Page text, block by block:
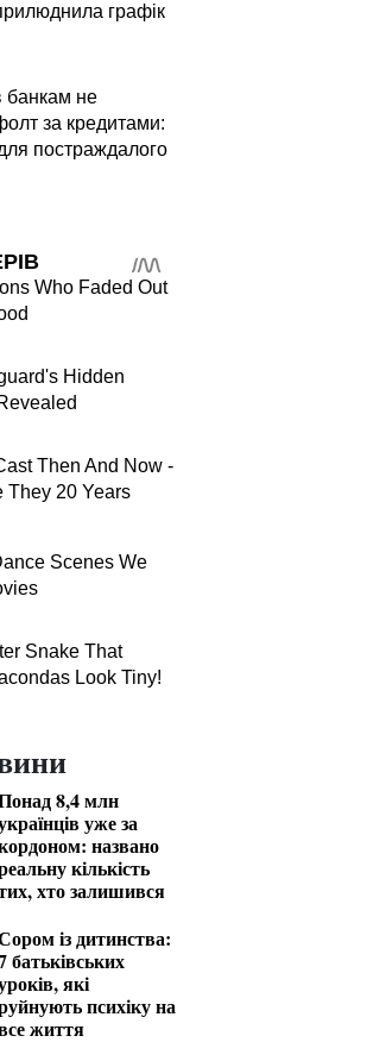
графік
банкам не
за кредитами:
постраждалого
Who Faded Out
Hidden
Then And Now -
They 20 Years
Scenes We
Snake That
Look Tiny!
8,4 млн
уже за
названо
кількість
хто залишився
із дитинства:
батьківських
які
психіку на
життя